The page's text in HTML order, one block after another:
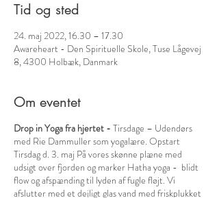
Tid og sted
24. maj 2022, 16.30 – 17.30
Awareheart - Den Spirituelle Skole, Tuse Lågevej
8, 4300 Holbæk, Danmark
Om eventet
Drop in Yoga fra hjertet - Tirsdage – Udendørs
med Rie Dammuller som yogalære. Opstart
Tirsdag d. 3. maj På vores skønne plæne med
udsigt over fjorden og marker Hatha yoga - blidt
flow og afspænding til lyden af fugle fløjt. Vi
afslutter med et dejligt glas vand med friskplukket